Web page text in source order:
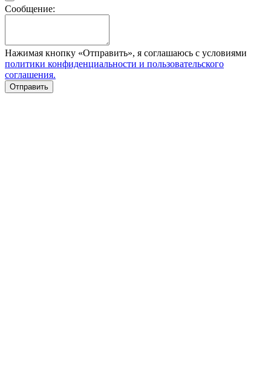
Сообщение:
Нажимая кнопку «Отправить», я соглашаюсь с условиями
политики конфиденциальности и пользовательского
соглашения.
Отправить